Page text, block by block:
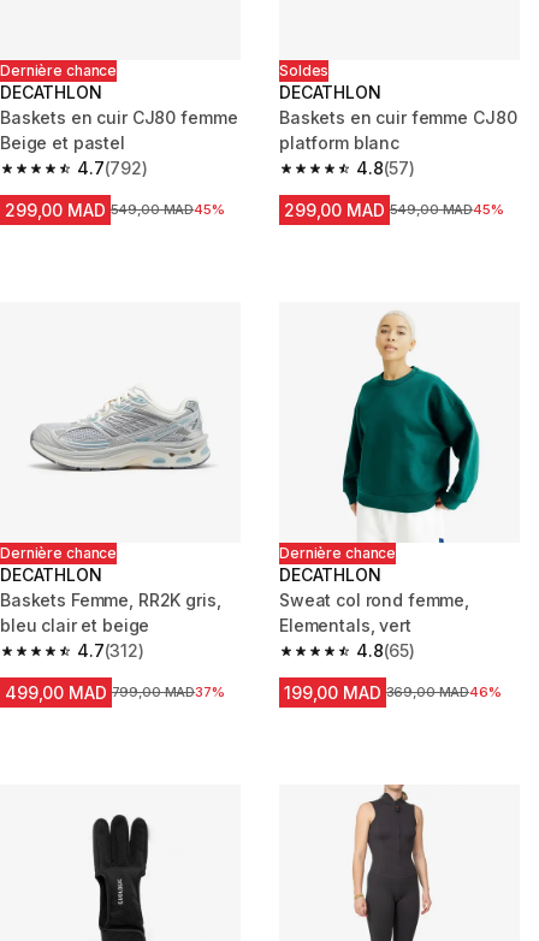
Dernière chance
DECATHLON
Baskets en cuir CJ80 femme
Beige et pastel
4.7
4.7 out of 5 stars from 792 reviews
(792)
299,00 MAD Prix avant la réduction
549,00 MAD45%
Soldes
DECATHLON
Baskets en cuir femme CJ80
platform blanc
4.8
4.8 out of 5 stars from 57
(57)
299,00 MAD Prix avant la réduction
549,00 MAD45%
Dernière chance
DECATHLON
Baskets Femme, RR2K gris,
bleu clair et beige
4.7
4.7 out of 5 stars from 312 reviews
(312)
499,00 MAD Prix avant la réduction
799,00 MAD37%
Dernière chance
DECATHLON
Sweat col rond femme,
Elementals, vert
4.8
4.8 out of 5 stars from 65
(65)
199,00 MAD Prix avant la réduction
369,00 MAD46%